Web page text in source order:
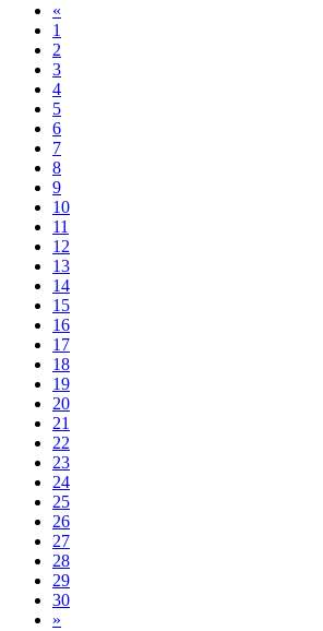
«
1
2
3
4
5
6
7
8
9
10
11
12
13
14
15
16
17
18
19
20
21
22
23
24
25
26
27
28
29
30
»